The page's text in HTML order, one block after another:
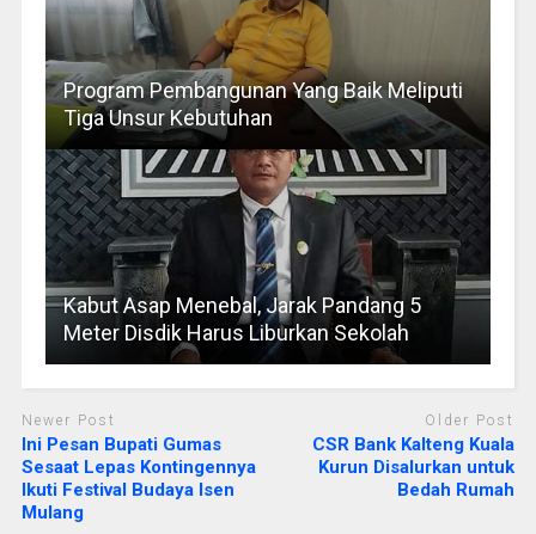
Program Pembangunan Yang Baik Meliputi
Tiga Unsur Kebutuhan
Kabut Asap Menebal, Jarak Pandang 5
Meter Disdik Harus Liburkan Sekolah
Newer Post
Ini Pesan Bupati Gumas
Sesaat Lepas Kontingennya
Ikuti Festival Budaya Isen
Mulang
Older Post
CSR Bank Kalteng Kuala
Kurun Disalurkan untuk
Bedah Rumah